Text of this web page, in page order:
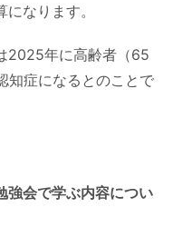
なります。
2025年に高齢者（65
知症になるとのことで
強会で学ぶ内容につい